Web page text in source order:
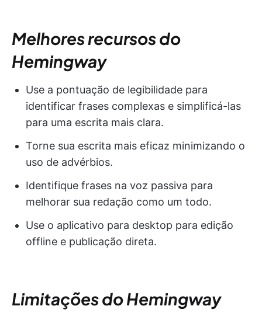
Melhores recursos do
Hemingway
Use a pontuação de legibilidade para
identificar frases complexas e simplificá-las
para uma escrita mais clara.
Torne sua escrita mais eficaz minimizando o
uso de advérbios.
Identifique frases na voz passiva para
melhorar sua redação como um todo.
Use o aplicativo para desktop para edição
offline e publicação direta.
Limitações do Hemingway